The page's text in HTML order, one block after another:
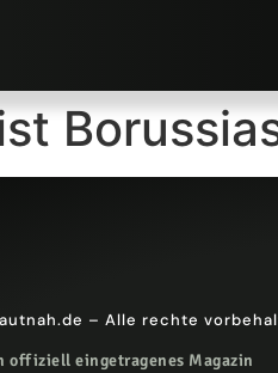
– Alle rechte
offiziell eingetragenes Magazin